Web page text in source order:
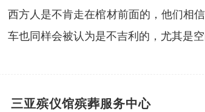
西方人是不肯走在棺材前面的，他们相
车也同样会被认为是不吉利的，尤其是
三亚殡仪馆殡葬服务中心